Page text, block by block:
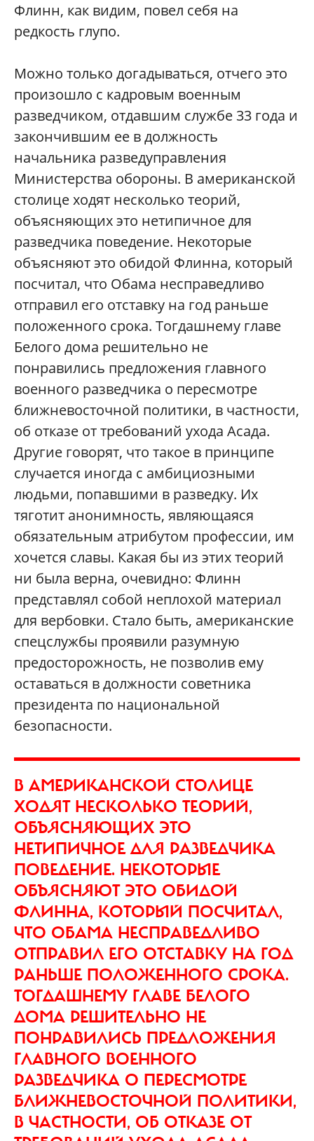
Флинн, как видим, повел себя на
редкость глупо.
Можно только догадываться, отчего это
произошло с кадровым военным
разведчиком, отдавшим службе 33 года и
закончившим ее в должность
начальника разведуправления
Министерства обороны. В американской
столице ходят несколько теорий,
объясняющих это нетипичное для
разведчика поведение. Некоторые
объясняют это обидой Флинна, который
посчитал, что Обама несправедливо
отправил его отставку на год раньше
положенного срока. Тогдашнему главе
Белого дома решительно не
понравились предложения главного
военного разведчика о пересмотре
ближневосточной политики, в частности,
об отказе от требований ухода Асада.
Другие говорят, что такое в принципе
случается иногда с амбициозными
людьми, попавшими в разведку. Их
тяготит анонимность, являющаяся
обязательным атрибутом профессии, им
хочется славы. Какая бы из этих теорий
ни была верна, очевидно: Флинн
представлял собой неплохой материал
для вербовки. Стало быть, американские
спецслужбы проявили разумную
предосторожность, не позволив ему
оставаться в должности советника
президента по национальной
безопасности.
В АМЕРИКАНСКОЙ СТОЛИЦЕ
ХОДЯТ НЕСКОЛЬКО ТЕОРИЙ,
ОБЪЯСНЯЮЩИХ ЭТО
НЕТИПИЧНОЕ ДЛЯ РАЗВЕДЧИКА
ПОВЕДЕНИЕ. НЕКОТОРЫЕ
ОБЪЯСНЯЮТ ЭТО ОБИДОЙ
ФЛИННА, КОТОРЫЙ ПОСЧИТАЛ,
ЧТО ОБАМА НЕСПРАВЕДЛИВО
ОТПРАВИЛ ЕГО ОТСТАВКУ НА ГОД
РАНЬШЕ ПОЛОЖЕННОГО СРОКА.
ТОГДАШНЕМУ ГЛАВЕ БЕЛОГО
ДОМА РЕШИТЕЛЬНО НЕ
ПОНРАВИЛИСЬ ПРЕДЛОЖЕНИЯ
ГЛАВНОГО ВОЕННОГО
РАЗВЕДЧИКА О ПЕРЕСМОТРЕ
БЛИЖНЕВОСТОЧНОЙ ПОЛИТИКИ,
В ЧАСТНОСТИ, ОБ ОТКАЗЕ ОТ